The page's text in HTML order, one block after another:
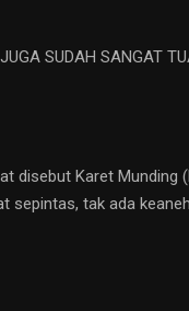
SUDAH SANGAT
disebut Karet
sepintas, tak ada